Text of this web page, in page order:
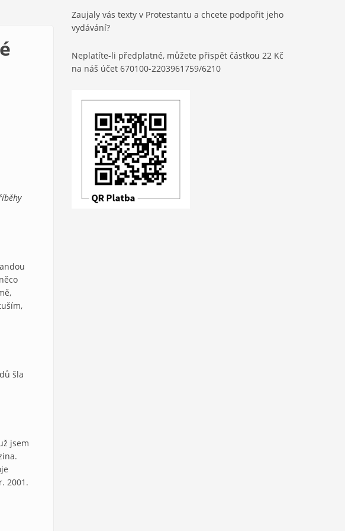
šla
jsem
2001.
Zaujaly vás texty v Protestantu a chcete podpořit jeho
vydávání?
Neplatíte-li předplatné, můžete přispět částkou 22 Kč
na náš účet 670100-2203961759/6210